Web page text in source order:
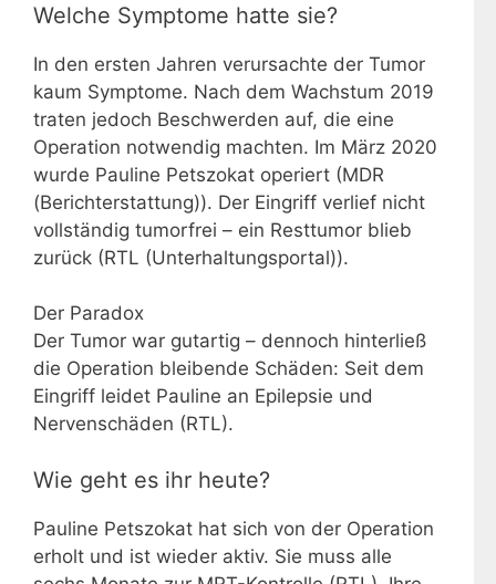
Welche Symptome hatte sie?
In den ersten Jahren verursachte der Tumor
kaum Symptome. Nach dem Wachstum 2019
traten jedoch Beschwerden auf, die eine
Operation notwendig machten. Im März 2020
wurde Pauline Petszokat operiert (MDR
(Berichterstattung)). Der Eingriff verlief nicht
vollständig tumorfrei – ein Resttumor blieb
zurück (RTL (Unterhaltungsportal)).
Der Paradox
Der Tumor war gutartig – dennoch hinterließ
die Operation bleibende Schäden: Seit dem
Eingriff leidet Pauline an Epilepsie und
Nervenschäden (RTL).
Wie geht es ihr heute?
Pauline Petszokat hat sich von der Operation
erholt und ist wieder aktiv. Sie muss alle